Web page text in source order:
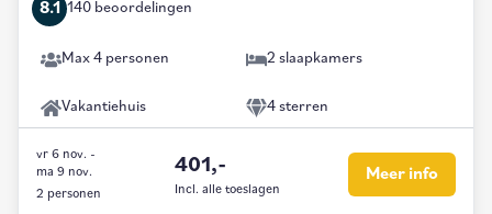
8.1 140 beoordelingen
Max 4 personen 2 slaapkamers
Vakantiehuis 4 sterren
401,-
Incl. alle toeslagen
vr 6 nov. -
ma 9 nov.
2 personen
Meer info